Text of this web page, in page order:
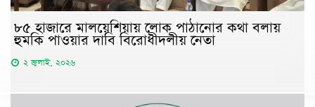
৮৫ হাজারে মালয়েশিয়ায় লোক পাঠানোর কথা বলায়
হুমকি পাওয়ার দাবি বিরোধীদলীয় নেতা
২ জুলাই, ২০২৬